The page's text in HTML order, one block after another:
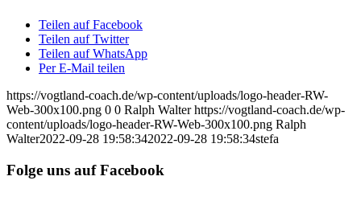
Teilen auf Facebook
Teilen auf Twitter
Teilen auf WhatsApp
Per E-Mail teilen
https://vogtland-coach.de/wp-content/uploads/logo-header-RW-
Web-300x100.png 0 0 Ralph Walter https://vogtland-coach.de/wp-
content/uploads/logo-header-RW-Web-300x100.png Ralph
Walter2022-09-28 19:58:342022-09-28 19:58:34stefa
Folge uns auf Facebook